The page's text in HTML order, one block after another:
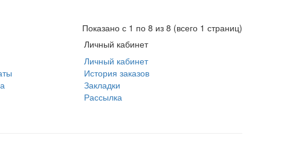
Показано с 1 по 8 из 8 (всего 1 страниц)
Личный кабинет
Личный кабинет
История заказов
Закладки
Рассылка